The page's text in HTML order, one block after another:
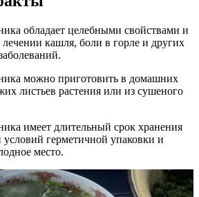
обладает целебными свойствами и
кашля, боли в горле и других
можно приготовить в домашних
листьев растения или из сушеного
имеет длительный срок хранения
герметичной упаковки и
место.